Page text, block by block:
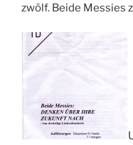
zwölf. Beide Messies